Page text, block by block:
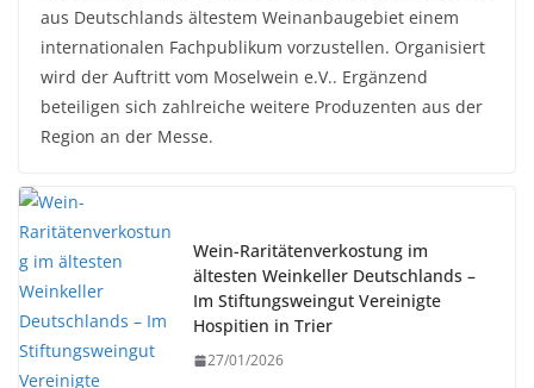
aus Deutschlands ältestem Weinanbaugebiet einem
internationalen Fachpublikum vorzustellen. Organisiert
wird der Auftritt vom Moselwein e.V.. Ergänzend
beteiligen sich zahlreiche weitere Produzenten aus der
Region an der Messe.
Wein-Raritätenverkostung im
ältesten Weinkeller Deutschlands –
Im Stiftungsweingut Vereinigte
Hospitien in Trier
27/01/2026